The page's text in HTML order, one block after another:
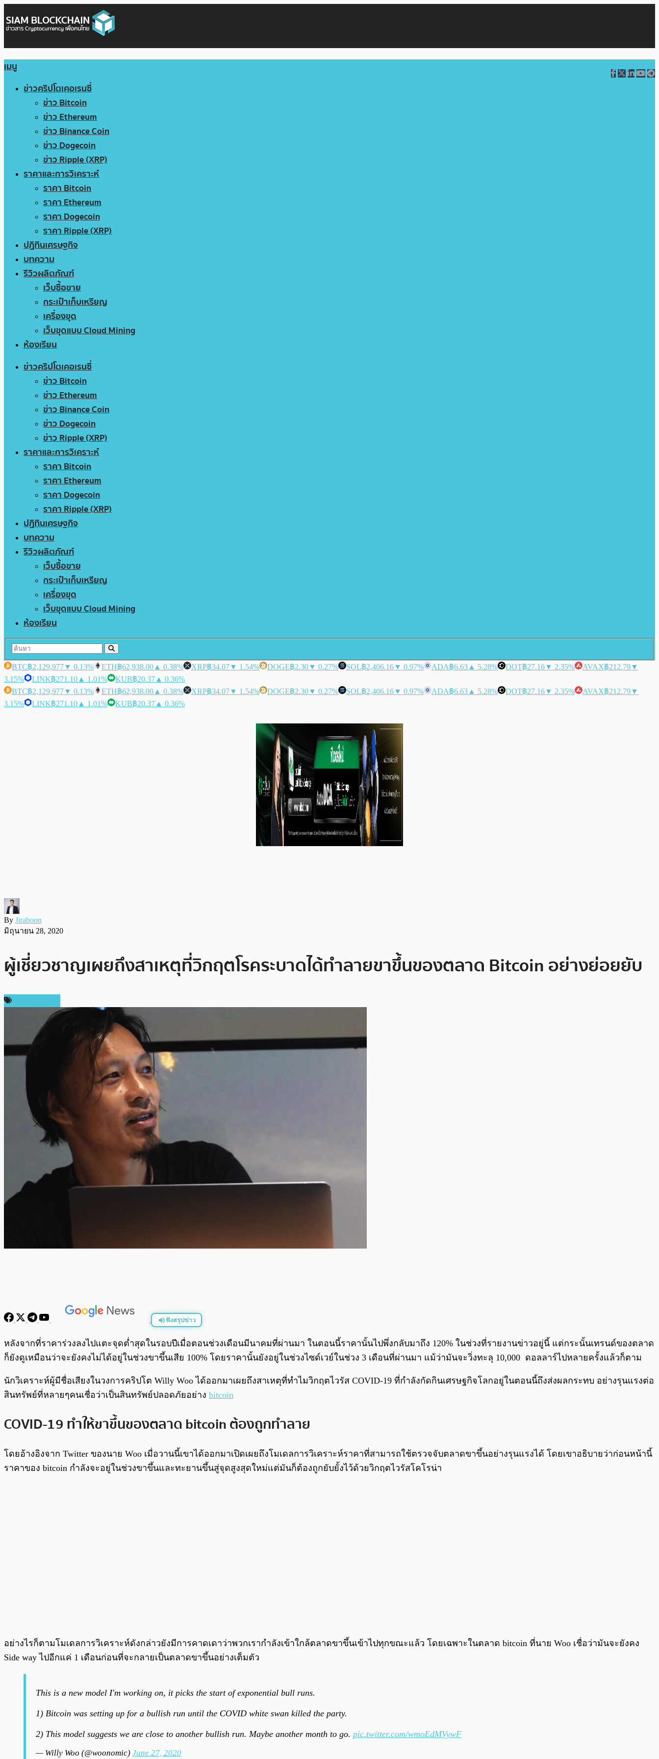
เมนู
ข่าวคริปโตเคอเรนซี่
ข่าว Bitcoin
ข่าว Ethereum
ข่าว Binance Coin
ข่าว Dogecoin
ข่าว Ripple (XRP)
ราคาและการวิเคราะห์
ราคา Bitcoin
ราคา Ethereum
ราคา Dogecoin
ราคา Ripple (XRP)
ปฏิทินเศรษฐกิจ
บทความ
รีวิวผลิตภัณฑ์
เว็บซื้อขาย
กระเป๋าเก็บเหรียญ
เครื่องขุด
เว็บขุดแบบ Cloud Mining
ห้องเรียน
ข่าวคริปโตเคอเรนซี่
ข่าว Bitcoin
ข่าว Ethereum
ข่าว Binance Coin
ข่าว Dogecoin
ข่าว Ripple (XRP)
ราคาและการวิเคราะห์
ราคา Bitcoin
ราคา Ethereum
ราคา Dogecoin
ราคา Ripple (XRP)
ปฏิทินเศรษฐกิจ
บทความ
รีวิวผลิตภัณฑ์
เว็บซื้อขาย
กระเป๋าเก็บเหรียญ
เครื่องขุด
เว็บขุดแบบ Cloud Mining
ห้องเรียน
BTC฿2,129,977▼ 0.13% ETH฿62,938.00 ▲ 0.38% XRP฿34.07▼ 1.54% DOGE฿2.30▼ 0.27% SOL฿2,406.16▼ 0.97% ADA฿6.63 ▲ 5.28% DOT฿27.16▼ 2.35% AVAX฿212.79▼
3.15%
LINK฿271.10 ▲ 1.01% KUB฿20.37 ▲ 0.36%
BTC฿2,129,977▼ 0.13% ETH฿62,938.00 ▲ 0.38% XRP฿34.07▼ 1.54% DOGE฿2.30▼ 0.27% SOL฿2,406.16▼ 0.97% ADA฿6.63 ▲ 5.28% DOT฿27.16▼ 2.35% AVAX฿212.79▼
3.15%
LINK฿271.10 ▲ 1.01% KUB฿20.37 ▲ 0.36%
By Jiraboon
มิถุนายน 28, 2020
ผู้เชี่ยวชาญเผยถึงสาเหตุที่วิกฤตโรคระบาดได้ทำลายขาขึ้นของตลาด Bitcoin อย่างย่อยยับ
ฟังสรุปข่าว
พร้อมเล่น 0:00
หลังจากที่ราคาร่วงลงไปแตะจุดต่ำสุดในรอบปีเมื่อตอนช่วงเดือนมีนาคมที่ผ่านมา ในตอนนี้ราคานั้นไปพึ่งกลับมาถึง 120% ในช่วงที่รายงานข่าวอยู่นี้ แต่กระนั้นเทรนด์ของตลาด
ก็ยังดูเหมือนว่าจะยังคงไม่ได้อยู่ในช่วงขาขึ้นเสีย 100% โดยราคานั้นยังอยู่ในช่วงไซด์เวย์ในช่วง 3 เดือนที่ผ่านมา แม้ว่ามันจะวิ่งทะลุ 10,000 ดอลลาร์ไปหลายครั้งแล้วก็ตาม
นักวิเคราะห์ผู้มีชื่อเสียงในวงการคริปโต Willy Woo ได้ออกมาเผยถึงสาเหตุที่ทำไมวิกฤตไวรัส COVID-19 ที่กำลังกัดกินเศรษฐกิจโลกอยู่ในตอนนี้ถึงส่งผลกระทบ อย่างรุนแรงต่อ
สินทรัพย์ที่หลายๆคนเชื่อว่าเป็นสินทรัพย์ปลอดภัยอย่าง bitcoin
COVID-19 ทำให้ขาขึ้นของตลาด bitcoin ต้องถูกทำลาย
โดยอ้างอิงจาก Twitter ของนาย Woo เมื่อวานนี้เขาได้ออกมาเปิดเผยถึงโมเดลการวิเคราะห์ราคาที่สามารถใช้ตรวจจับตลาดขาขึ้นอย่างรุนแรงได้ โดยเขาอธิบายว่าก่อนหน้านี้
ราคาของ bitcoin กำลังจะอยู่ในช่วงขาขึ้นและทะยานขึ้นสู่จุดสูงสุดใหม่แต่มันก็ต้องถูกยับยั้งไว้ด้วยวิกฤตไวรัสโคโรน่า
อย่างไรก็ตามโมเดลการวิเคราะห์ดังกล่าวยังมีการคาดเดาว่าพวกเรากำลังเข้าใกล้ตลาดขาขึ้นเข้าไปทุกขณะแล้ว โดยเฉพาะในตลาด bitcoin ที่นาย Woo เชื่อว่ามันจะยังคง
Side way ไปอีกแค่ 1 เดือนก่อนที่จะกลายเป็นตลาดขาขึ้นอย่างเต็มตัว
This is a new model I'm working on, it picks the start of exponential bull runs.
1) Bitcoin was setting up for a bullish run until the COVID white swan killed the party.
2) This model suggests we are close to another bullish run. Maybe another month to go. pic.twitter.com/wmoEdMVywF
— Willy Woo (@woonomic) June 27, 2020